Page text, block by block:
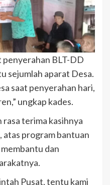
penyerahan BLT-DD
sejumlah aparat Desa.
saat penyerahan hari,
ungkap kades.
terima kasihnya
atas program bantuan
dan
Pusat, tentu kami